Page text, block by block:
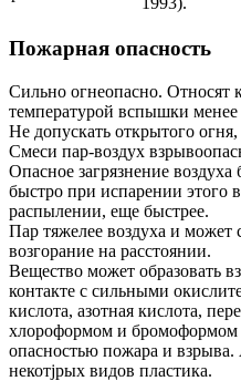
Пожарная опасность
Сильно огнеопасно. Относят
температурой вспышки менее
Не допускать открытого
Смеси пар-воздух
Опасное загрязнение воздуха
быстро при испарении этого
распылении, еще быстрее.
Пар тяжелее воздуха и может
возгорание на расстоянии.
Вещество может образовать
контакте с сильными
кислота, азотная кислота,
хлороформом и
опасностью пожара и
некотjрых видов пластика.